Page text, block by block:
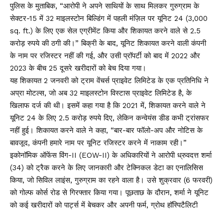
पुलिस के मुताबिक, “आरोपी ने अपने साथियों के साथ मिलकर गुरुग्राम के
सेक्टर-15 में 32 माइलस्टोन बिल्डिंग में पहली मंज़िल पर यूनिट 24 (3,000
sq. ft.) के लिए एक सेल एग्रीमेंट किया और शिकायत करने वाले से 2.5
करोड़ रुपये की ठगी की।” बिक्री के बाद, यूनिट शिकायत करने वाली कंपनी
के नाम पर रजिस्टर नहीं की गई, और उसी प्रॉपर्टी को बाद में 2022 और
2023 के बीच 25 दूसरे खरीदारों को बेच दिया गया।
यह शिकायत 2 जनवरी को ट्राम वेंचर्स प्राइवेट लिमिटेड के एक प्रतिनिधि ने
अप्रा मोटल्स, जो अब 32 माइलस्टोन विस्टास प्राइवेट लिमिटेड है, के
खिलाफ दर्ज की थी। इसमें कहा गया है कि 2021 में, शिकायत करने वाले ने
यूनिट 24 के लिए 2.5 करोड़ रुपये दिए, लेकिन कन्वेयंस डीड कभी ट्रांसफर
नहीं हुई। शिकायत करने वाले ने कहा, “बार-बार फॉलो-अप और नोटिस के
बावजूद, कंपनी हमारे नाम पर यूनिट रजिस्टर करने में नाकाम रही।”
इकोनॉमिक ऑफेंस विंग-II (EOW-II) के अधिकारियों ने आरोपी ध्रुवदत्त शर्मा
(34) को ट्रैक करने के लिए जानकारी और टेक्निकल डेटा का एनालिसिस
किया, जो सिविल लाइंस, गुरुग्राम का रहने वाला है। उसे शुक्रवार (6 फरवरी)
को गोल्फ कोर्स रोड से गिरफ्तार किया गया। पूछताछ के दौरान, शर्मा ने यूनिट
को कई खरीदारों को पार्ट्स में बेचकर और अपनी फर्म, ग्रोथ हॉस्पिटैलिटी